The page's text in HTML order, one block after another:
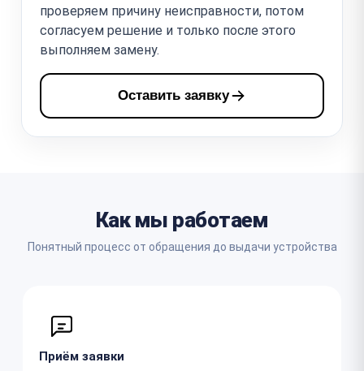
проверяем причину неисправности, потом
согласуем решение и только после этого
выполняем замену.
Оставить заявку
Как мы работаем
Понятный процесс от обращения до выдачи устройства
Приём заявки